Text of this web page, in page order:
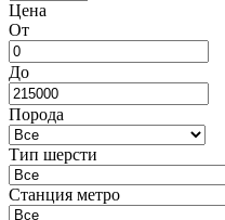
Цена
От
До
Порода
Тип шерсти
Станция метро